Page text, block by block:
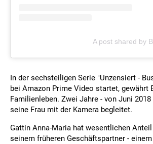
A post shared by
In der sechsteiligen Serie "Unzensiert -
bei Amazon Prime Video startet,
Familienleben. Zwei Jahre - von Juni
seine Frau mit der Kamera begleitet.
Gattin Anna-Maria hat wesentlichen
seinem früheren Geschäftspartner -